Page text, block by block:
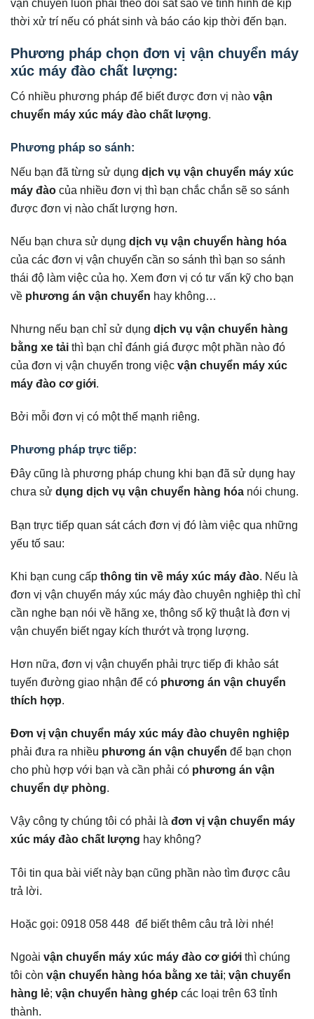
vận chuyển luôn phải theo dõi sát sao về tình hình để kịp
thời xử trí nếu có phát sinh và báo cáo kịp thời đến bạn.
Phương pháp chọn đơn vị vận chuyển máy
xúc máy đào chất lượng:
Có nhiều phương pháp để biết được đơn vị nào vận
chuyển máy xúc máy đào chất lượng.
Phương pháp so sánh:
Nếu bạn đã từng sử dụng dịch vụ vận chuyển máy xúc
máy đào của nhiều đơn vị thì bạn chắc chắn sẽ so sánh
được đơn vị nào chất lượng hơn.
Nếu bạn chưa sử dụng dịch vụ vận chuyển hàng hóa
của các đơn vị vận chuyển cần so sánh thì bạn so sánh
thái độ làm việc của họ. Xem đơn vị có tư vấn kỹ cho bạn
về phương án vận chuyển hay không…
Nhưng nếu bạn chỉ sử dụng dịch vụ vận chuyển hàng
bằng xe tải thì bạn chỉ đánh giá được một phần nào đó
của đơn vị vận chuyển trong việc vận chuyển máy xúc
máy đào cơ giới.
Bởi mỗi đơn vị có một thế mạnh riêng.
Phương pháp trực tiếp:
Đây cũng là phương pháp chung khi bạn đã sử dụng hay
chưa sử dụng dịch vụ vận chuyển hàng hóa nói chung.
Bạn trực tiếp quan sát cách đơn vị đó làm việc qua những
yếu tố sau:
Khi bạn cung cấp thông tin về máy xúc máy đào. Nếu là
đơn vị vận chuyển máy xúc máy đào chuyên nghiệp thì chỉ
cần nghe bạn nói về hãng xe, thông số kỹ thuật là đơn vị
vận chuyển biết ngay kích thướt và trọng lượng.
Hơn nữa, đơn vị vận chuyển phải trực tiếp đi khảo sát
tuyến đường giao nhận để có phương án vận chuyển
thích hợp.
Đơn vị vận chuyển máy xúc máy đào chuyên nghiệp
phải đưa ra nhiều phương án vận chuyển để bạn chọn
cho phù hợp với bạn và cần phải có phương án vận
chuyển dự phòng.
Vậy công ty chúng tôi có phải là đơn vị vận chuyển máy
xúc máy đào chất lượng hay không?
Tôi tin qua bài viết này bạn cũng phần nào tìm được câu
trả lời.
Hoặc gọi: 0918 058 448 để biết thêm câu trả lời nhé!
Ngoài vận chuyển máy xúc máy đào cơ giới thì chúng
tôi còn vận chuyển hàng hóa bằng xe tải; vận chuyển
hàng lẻ; vận chuyển hàng ghép các loại trên 63 tỉnh
thành.